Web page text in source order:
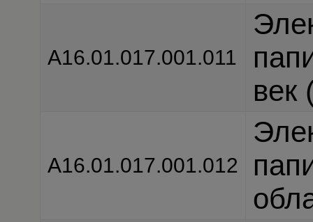
А16.01.017.001.011
век
А16.01.017.001.012